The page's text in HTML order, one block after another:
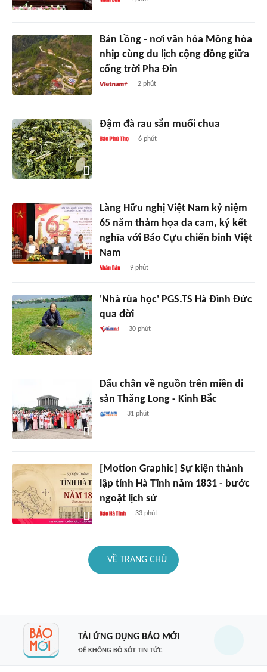
Bản Lồng - nơi văn hóa Mông hòa
nhịp cùng du lịch cộng đồng giữa
cổng trời Pha Đin
2 phút
Đậm đà rau sắn muối chua
6 phút
Làng Hữu nghị Việt Nam kỷ niệm
65 năm thảm họa da cam, ký kết
nghĩa với Báo Cựu chiến binh Việt
Nam
9 phút
'Nhà rùa học' PGS.TS Hà Đình Đức
qua đời
30 phút
Dấu chân về nguồn trên miền di
sản Thăng Long - Kinh Bắc
31 phút
[Motion Graphic] Sự kiện thành
lập tỉnh Hà Tĩnh năm 1831 - bước
ngoặt lịch sử
33 phút
VỀ TRANG CHỦ
TẢI ỨNG DỤNG BÁO MỚI
ĐỂ KHÔNG BỎ SÓT TIN TỨC